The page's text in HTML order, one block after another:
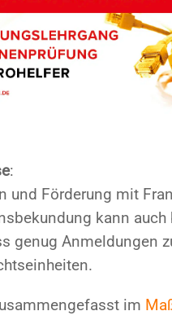
:
und Förderung mit
kann
genug
im